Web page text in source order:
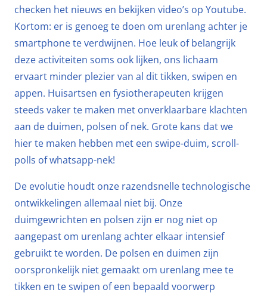
checken het nieuws en bekijken video’s op Youtube.
Kortom: er is genoeg te doen om urenlang achter je
smartphone te verdwijnen. Hoe leuk of belangrijk
deze activiteiten soms ook lijken, ons lichaam
ervaart minder plezier van al dit tikken, swipen en
appen. Huisartsen en fysiotherapeuten krijgen
steeds vaker te maken met onverklaarbare klachten
aan de duimen, polsen of nek. Grote kans dat we
hier te maken hebben met een swipe-duim, scroll-
polls of whatsapp-nek!
De evolutie houdt onze razendsnelle technologische
ontwikkelingen allemaal niet bij. Onze
duimgewrichten en polsen zijn er nog niet op
aangepast om urenlang achter elkaar intensief
gebruikt te worden. De polsen en duimen zijn
oorspronkelijk niet gemaakt om urenlang mee te
tikken en te swipen of een bepaald voorwerp